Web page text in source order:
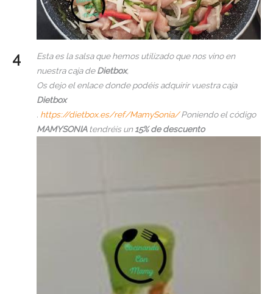
Esta es la salsa que hemos utilizado que nos vino en
nuestra caja deDietbox,
Os dejo el enlace donde podéis adquirir vuestra caja
Dietbox
. https://dietbox.es/ref/MamySonia/Poniendo el código
MAMYSONIAtendréis un15% de descuento